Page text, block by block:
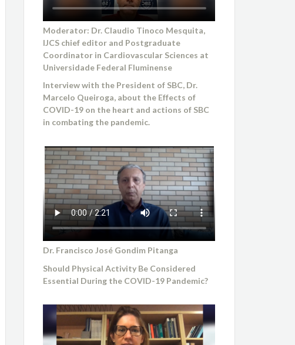
Moderator: Dr. Claudio Tinoco Mesquita,
IJCS chief editor and Postgraduate
Coordinator in Cardiovascular Sciences at
Universidade Federal Fluminense
Interview with the President of SBC, Dr.
Marcelo Queiroga, about the Effects of
COVID-19 on the heart and actions of SBC
in combating the pandemic.
Dr. Francisco José Gondim Pitanga
Should Physical Activity Be Considered
Essential During the COVID-19 Pandemic?